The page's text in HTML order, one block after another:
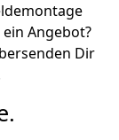
Angebot?
Dir